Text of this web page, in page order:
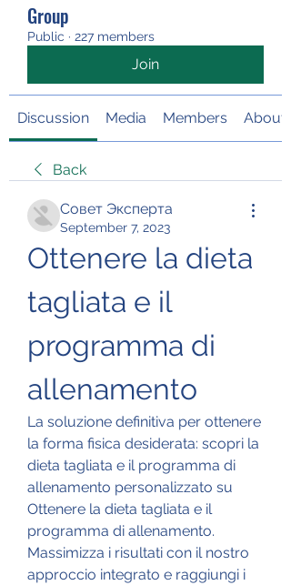
Group
Public · 227 members
Join
Discussion Media Members About
Back
Совет Эксперта
September 7, 2023
Ottenere la dieta
tagliata e il
programma di
allenamento
La soluzione definitiva per ottenere
la forma fisica desiderata: scopri la
dieta tagliata e il programma di
allenamento personalizzato su
Ottenere la dieta tagliata e il
programma di allenamento.
Massimizza i risultati con il nostro
approccio integrato e raggiungi i